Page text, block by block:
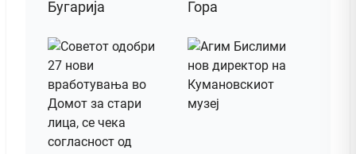
Бугарија Гора